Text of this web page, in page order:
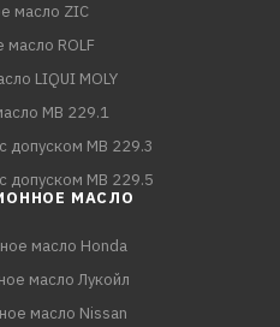
масло ZIC
ROLF
LIQUI MOLY
MB 229.1
допуском MB 229.3
допуском MB 229.5
МАСЛО
масло Honda
масло Лукойл
масло Nissan